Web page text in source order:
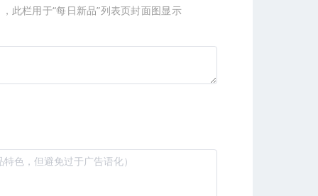
此栏用于“每日新品”列表页封面图显示